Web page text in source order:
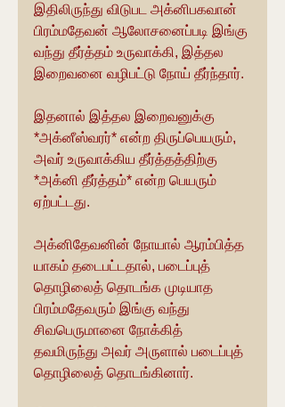
இதிலிருந்து விடுபட அக்னிபகவான்
பிரம்மதேவன் ஆலோசனைப்படி இங்கு
வந்து தீர்த்தம் உருவாக்கி, இத்தல
இறைவனை வழிபட்டு நோய் தீர்ந்தார்.
இதனால் இத்தல இறைவனுக்கு
*அக்னீஸ்வரர்* என்ற திருப்பெயரும்,
அவர் உருவாக்கிய தீர்த்தத்திற்கு
*அக்னி தீர்த்தம்* என்ற பெயரும்
ஏற்பட்டது.
அக்னிதேவனின் நோயால் ஆரம்பித்த
யாகம் தடைபட்டதால், படைப்புத்
தொழிலைத் தொடங்க முடியாத
பிரம்மதேவரும் இங்கு வந்து
சிவபெருமானை நோக்கித்
தவமிருந்து அவர் அருளால் படைப்புத்
தொழிலைத் தொடங்கினார்.